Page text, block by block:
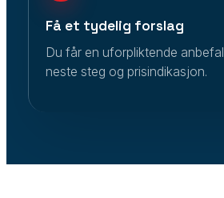
Få et tydelig forslag
Du får en uforpliktende
neste steg og prisindikasjon.